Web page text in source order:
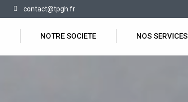
contact@tpgh.fr
NOTRE SOCIETE NOS SERVICES